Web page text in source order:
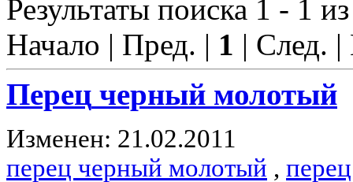
Результаты поиска 1 - 1
Начало | Пред. | 1 | След.
Перец черный молотый
Изменен: 21.02.2011
перец черный молотый , перец